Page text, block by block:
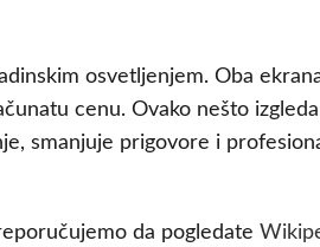
osvetljenjem. Oba
cenu. Ovako nešto
smanjuje prigovore i
da pogledate